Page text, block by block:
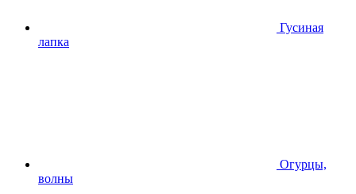
Гусиная
лапка
Огурцы,
волны